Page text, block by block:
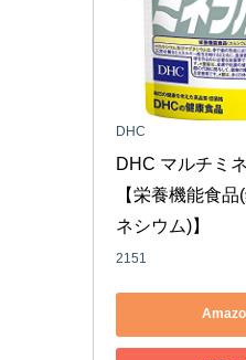
DHC
DHC マルチミ
【栄養機能食
ネシウム)】
2151